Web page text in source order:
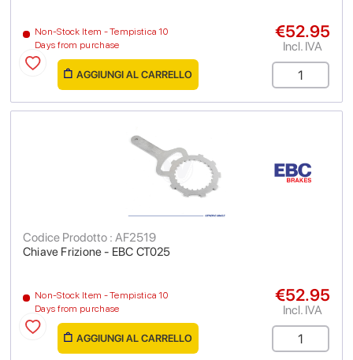
Non-Stock Item - Tempistica 10
Days from purchase
€52.95
Incl. IVA
AGGIUNGI AL CARRELLO
Chiave Frizione - EBC CT025
Codice Prodotto : AF2519
Non-Stock Item - Tempistica 10
Days from purchase
€52.95
Incl. IVA
AGGIUNGI AL CARRELLO